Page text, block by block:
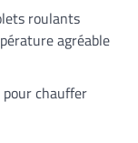
roulants
agréable
pour chauffer